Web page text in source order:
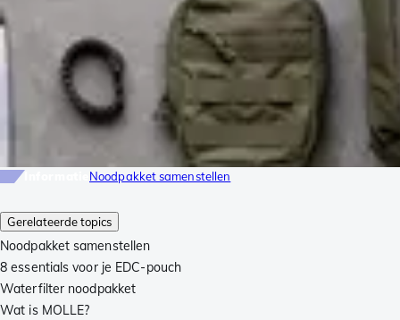
Gerelateerde topics
Noodpakket samenstellen
8 essentials voor je EDC-pouch
Waterfilter noodpakket
Wat is MOLLE?
Noodpakket samenstellen